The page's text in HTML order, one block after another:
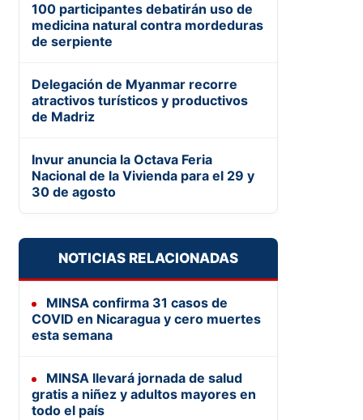
100 participantes debatirán uso de
medicina natural contra mordeduras
de serpiente
Delegación de Myanmar recorre
atractivos turísticos y productivos
de Madriz
Invur anuncia la Octava Feria
Nacional de la Vivienda para el 29 y
30 de agosto
NOTICIAS RELACIONADAS
MINSA confirma 31 casos de
COVID en Nicaragua y cero muertes
esta semana
MINSA llevará jornada de salud
gratis a niñez y adultos mayores en
todo el país